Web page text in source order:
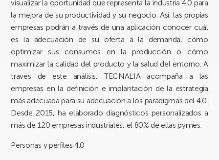
visualizar la oportunidad que representa la industria 4.0 para
la mejora de su productividad y su negocio. Así, las propias
empresas podrán a través de una aplicación conocer cuál
es la adecuación de su oferta a la demanda, cómo
optimizar sus consumos en la producción o cómo
maximizar la calidad del producto y la salud del entorno. A
través de este análisis, TECNALIA acompaña a las
empresas en la definición e implantación de la estrategia
más adecuada para su adecuación a los paradigmas del 4.0.
Desde 2015, ha elaborado diagnósticos personalizados a
más de 120 empresas industriales, el 80% de ellas pymes.
Personas y perfiles 4.0